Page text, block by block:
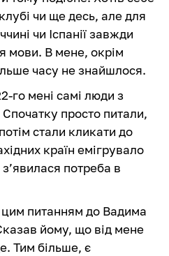
чи ще десь, але для
чи Іспанії завжди
мови. В мене, окрім
часу не знайшлося.
го мені самі люди з
просто питали,
стали кликати до
країн емігрувало
потреба в
цим питанням до Вадима
йому, що від мене
Тим більше, є